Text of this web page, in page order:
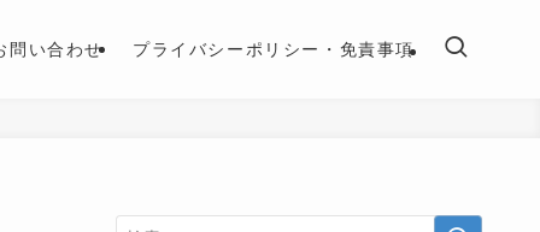
問い合わせ プライバシーポリシー・免責事項